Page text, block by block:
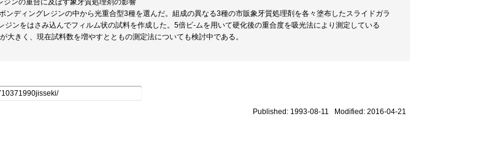
ジンの重合に及ぼす象牙質処理剤の影響
ンディングレジンの中から光重合型3種を選んだ。組成の異なる3種の市販象牙質処理剤を各々塗布したスライドガラ
ジンをはさみ込んでフィルム状の試料を作成した。5倍ビ-ムを用いて硬化後の重合度を吸光法により測定している
大きく、現在試料数を増やすとともの測定法についても検討中である。
Published: 1993-08-11 Modified: 2016-04-21